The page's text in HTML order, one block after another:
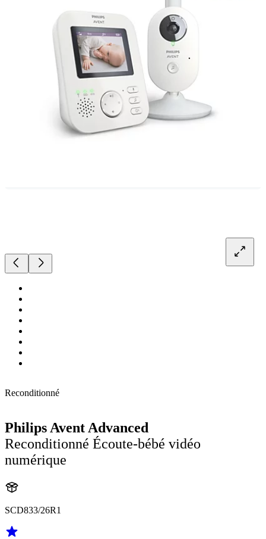
Reconditionné
Philips Avent Advanced
Reconditionné Écoute-bébé vidéo
numérique
SCD833/26R1